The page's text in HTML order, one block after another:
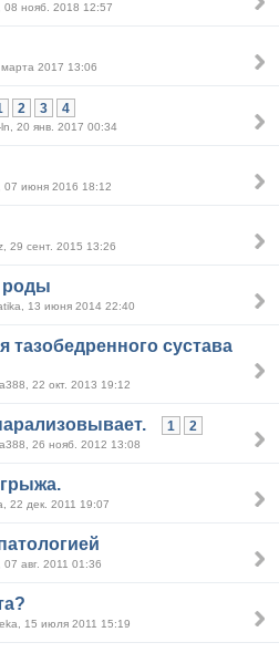
08 нояб. 2018 12:57
2017 13:06
2 3 4
20 янв. 2017 00:34
07 июня 2016 18:12
29 сент. 2015 13:26
роды
13 июня 2014 22:40
тазобедренного сустава
22 окт. 2013 19:12
1 2
26 нояб. 2012 13:08
22 дек. 2011 19:07
авг. 2011 01:36
15 июля 2011 15:19